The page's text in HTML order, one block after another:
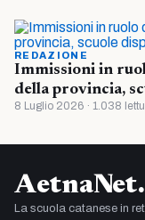
REDAZIONE
Immissioni in
della provincia,
8 Luglio 2026 · 1.038
La scuola catanese in